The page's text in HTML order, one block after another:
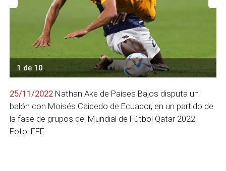
1 de 10
25/11/2022 Nathan Ake de Países Bajos disputa un
balón con Moisés Caicedo de Ecuador, en un partido de
la fase de grupos del Mundial de Fútbol Qatar 2022.
Foto: EFE